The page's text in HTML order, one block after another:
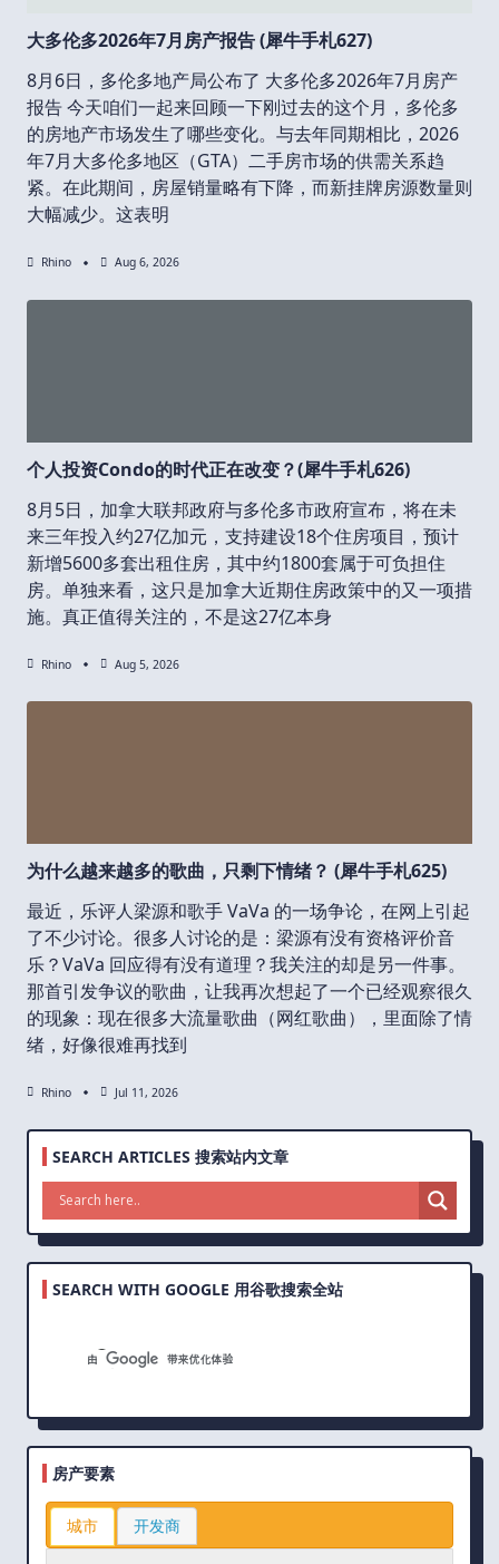
大多伦多2026年7月房产报告 (犀牛手札627)
8月6日，多伦多地产局公布了 大多伦多2026年7月房产
报告 今天咱们一起来回顾一下刚过去的这个月，多伦多
的房地产市场发生了哪些变化。与去年同期相比，2026
年7月大多伦多地区（GTA）二手房市场的供需关系趋
紧。在此期间，房屋销量略有下降，而新挂牌房源数量则
大幅减少。这表明
Rhino Aug 6, 2026
个人投资Condo的时代正在改变？(犀牛手札626)
8月5日，加拿大联邦政府与多伦多市政府宣布，将在未
来三年投入约27亿加元，支持建设18个住房项目，预计
新增5600多套出租住房，其中约1800套属于可负担住
房。单独来看，这只是加拿大近期住房政策中的又一项措
施。真正值得关注的，不是这27亿本身
Rhino Aug 5, 2026
为什么越来越多的歌曲，只剩下情绪？ (犀牛手札625)
最近，乐评人梁源和歌手 VaVa 的一场争论，在网上引起
了不少讨论。很多人讨论的是：梁源有没有资格评价音
乐？VaVa 回应得有没有道理？我关注的却是另一件事。
那首引发争议的歌曲，让我再次想起了一个已经观察很久
的现象：现在很多大流量歌曲（网红歌曲），里面除了情
绪，好像很难再找到
Rhino Jul 11, 2026
SEARCH ARTICLES 搜索站内文章
SEARCH WITH GOOGLE 用谷歌搜索全站
房产要素
城市 开发商